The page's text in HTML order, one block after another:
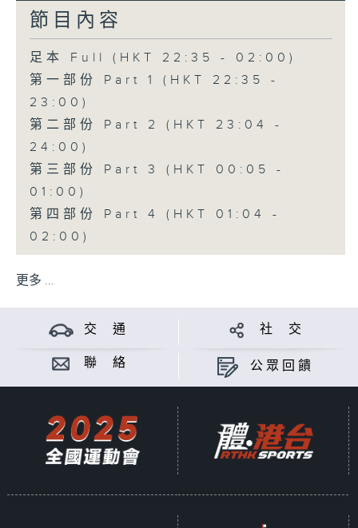
節目內容
足本 Full (HKT 22:35 - 02:00)
第一部份 Part 1 (HKT 22:35 -
23:00)
第二部份 Part 2 (HKT 23:04 -
24:00)
第三部份 Part 3 (HKT 00:05 -
01:00)
第四部份 Part 4 (HKT 01:04 -
02:00)
更多 ...
交 通 社 交
聯 絡 公眾回饋